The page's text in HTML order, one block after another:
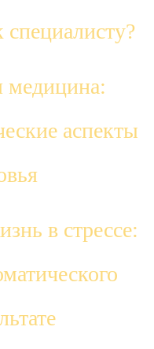
медицина:
аспекты
в стрессе: